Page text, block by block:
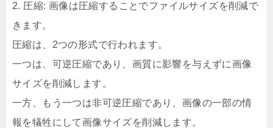
2. 圧縮: 画像は圧縮することでファイルサイズを削減で
きます。
圧縮は、2つの形式で行われます。
一つは、可逆圧縮であり、画質に影響を与えずに画像
サイズを削減します。
一方、もう一つは非可逆圧縮であり、画像の一部の情
報を犠牲にして画像サイズを削減します。